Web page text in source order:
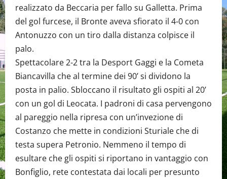
realizzato da Beccaria per fallo su Galletta. Prima
del gol furcese, il Bronte aveva sfiorato il 4-0 con
Antonuzzo con un tiro dalla distanza colpisce il
palo.
Spettacolare 2-2 tra la Desport Gaggi e la Cometa
Biancavilla che al termine dei 90’ si dividono la
posta in palio. Sbloccano il risultato gli ospiti al 20’
con un gol di Leocata. I padroni di casa pervengono
al pareggio nella ripresa con un’invezione di
Costanzo che mette in condizioni Sturiale che di
testa supera Petronio. Nemmeno il tempo di
esultare che gli ospiti si riportano in vantaggio con
Bonfiglio, rete contestata dai locali per presunto